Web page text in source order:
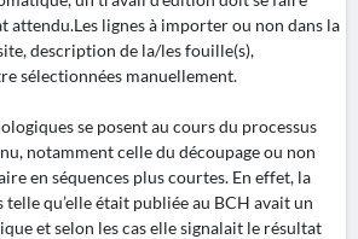
attendu.Les lignes à importer ou non dans la
description de la/les fouille(s),
sélectionnées manuellement.
se posent au cours du processus
notamment celle du découpage ou non
en séquences plus courtes. En effet, la
qu’elle était publiée au BCH avait un
et selon les cas elle signalait le résultat